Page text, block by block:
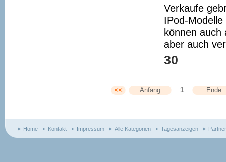
Verkaufe
IPod-
können
aber auch
30 
<< Anfang 1 Ende
Home Kontakt Impressum Alle Kategorien Tagesanzeigen Partner